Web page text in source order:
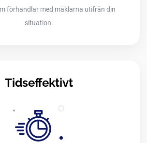
förhandlar med mäklarna utifrån din
situation.
Tidseffektivt